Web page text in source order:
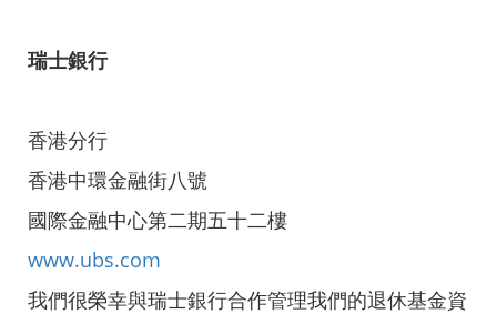
瑞士銀行
香港分行
香港中環金融街八號
國際金融中心第二期五十二樓
www.ubs.com
我們很榮幸與瑞士銀行合作管理我們的退休基金資